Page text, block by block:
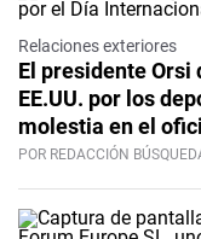
Relaciones exteriores
El presidente Orsi
EE.UU. por los
molestia en el
POR REDACCIÓN